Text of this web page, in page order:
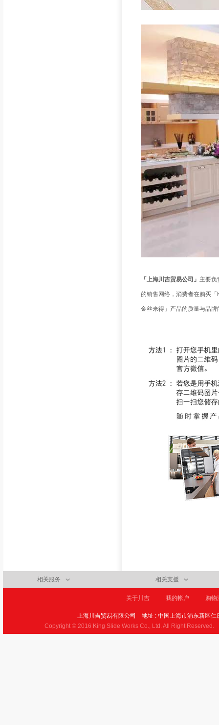
「上海川吉贸易公司」 主要负
的销售网络，消费者在购买
金丝来得」产品的质量与品牌
相关服务 相关支援
关于川吉 我的帐户 购物
上海川吉贸易有限公司
地址 : 中国上海市浦东新区
Copyright © 2016 King Slide Works Co., Ltd. All Right